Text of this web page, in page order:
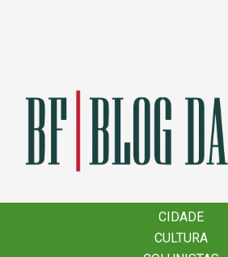
CIDADE
CULTURA
CIDADE
CULTURA